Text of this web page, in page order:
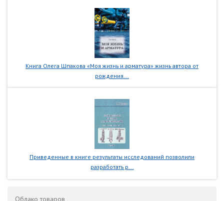
Книга Олега Шпакова «Моя жизнь и арматура» жизнь автора от
рождения...
Приведенные в книге результаты исследований позволили
разработать р...
Облакотоваров